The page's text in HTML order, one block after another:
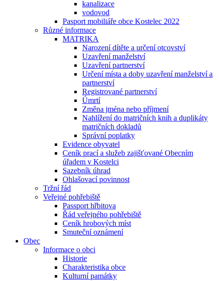
kanalizace
vodovod
Pasport mobiliáře obce Kostelec 2022
Různé informace
MATRIKA
Narození dítěte a určení otcovství
Uzavření manželství
Uzavření partnerství
Určení místa a doby uzavření manželství a
partnerství
Registrované partnerství
Úmrtí
Změna jména nebo příjmení
Nahlížení do matričních knih a duplikáty
matričních dokladů
Správní poplatky
Evidence obyvatel
Ceník prací a služeb zajišťované Obecním
úřadem v Kostelci
Sazebník úhrad
Ohlašovací povinnost
Tržní řád
Veřejné pohřebiště
Passport hřbitova
Řád veřejného pohřebiště
Ceník hrobových míst
Smuteční oznámení
Obec
Informace o obci
Historie
Charakteristika obce
Kulturní památky